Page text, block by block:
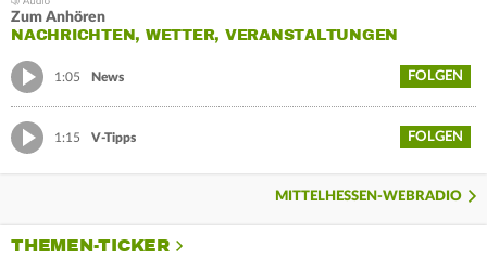
Zum Anhören
NACHRICHTEN, WETTER, VERANSTALTUNGEN
1:05 News FOLGEN
1:15 V-Tipps FOLGEN
MITTELHESSEN-WEBRADIO
THEMEN-TICKER